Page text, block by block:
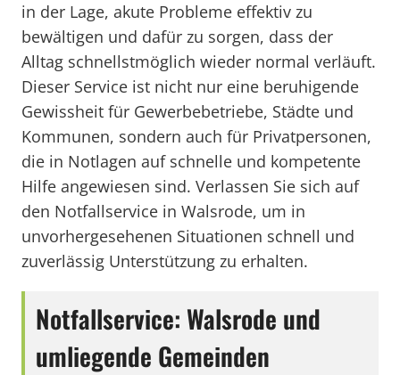
in der Lage, akute Probleme effektiv zu
bewältigen und dafür zu sorgen, dass der
Alltag schnellstmöglich wieder normal verläuft.
Dieser Service ist nicht nur eine beruhigende
Gewissheit für Gewerbebetriebe, Städte und
Kommunen, sondern auch für Privatpersonen,
die in Notlagen auf schnelle und kompetente
Hilfe angewiesen sind. Verlassen Sie sich auf
den Notfallservice in Walsrode, um in
unvorhergesehenen Situationen schnell und
zuverlässig Unterstützung zu erhalten.
Notfallservice: Walsrode und
umliegende Gemeinden